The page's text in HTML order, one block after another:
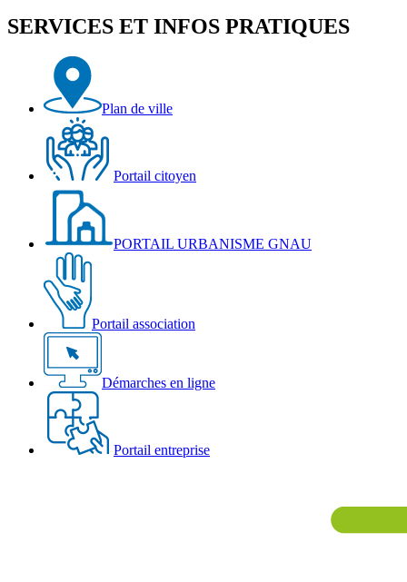
de
votre
SERVICES ET INFOS PRATIQUES
Plan de ville
Portail citoyen
PORTAIL URBANISME GNAU
Portail association
Démarches en ligne
Portail entreprise